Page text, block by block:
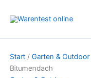
Inhalt
Start / Garten & Outdoor
Bitumendach